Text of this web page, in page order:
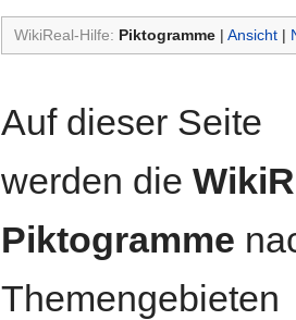
WikiReal-Hilfe: Piktogramme |Ansicht |
Auf dieser Seite
werden die
Piktogramme
Themengebieten